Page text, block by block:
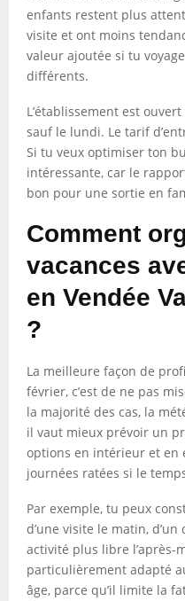
enfants restent plus
visite et ont moins
valeur ajoutée si tu
différents.
L’établissement est
sauf le lundi. Le tarif
Si tu veux optimiser ton
intéressante, car le
bon pour une sortie en
Comment
vacances
en Vendée
?
La meilleure façon de
février, c’est de ne pas
la majorité des cas, la
il vaut mieux prévoir un
options en intérieur et en
journées ratées si le
Par exemple, tu peux
d’une visite le matin,
activité plus libre l’après-
particulièrement adapté
âge, parce qu’il limite la